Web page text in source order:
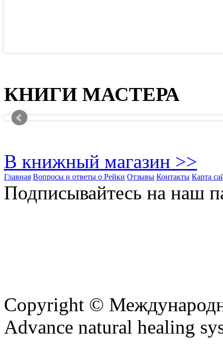
КНИГИ МАСТЕРА
В книжный магазин >>
Главная Вопросы и ответы о Рейки Отзывы Контакты Карта
Подписывайтесь на наш
Copyright ©
Advance natural healing